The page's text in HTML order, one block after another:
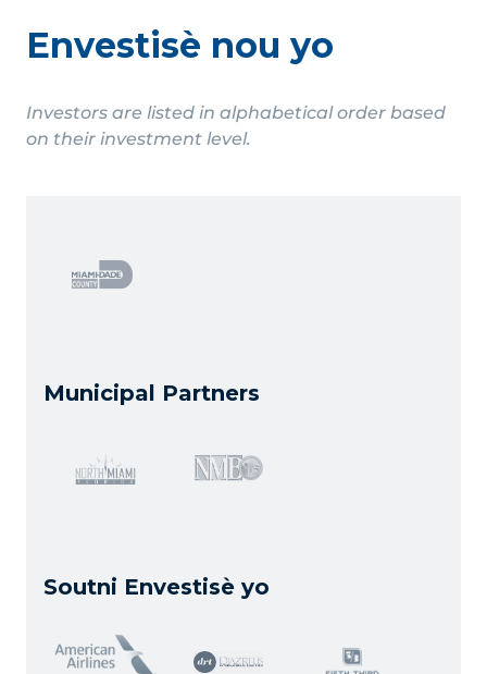
Envestisè nou yo
Investors are listed in alphabetical order based
on their investment level.
Municipal Partners
Soutni Envestisè yo